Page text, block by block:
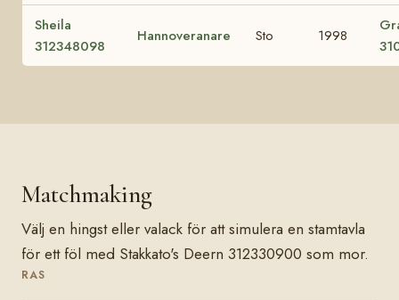
Sheila
312348098
Hannoveranare Sto 1998
Matchmaking
Välj en hingst eller valack för att simulera en stamtavla
för ett föl med Stakkato's Deern 312330900 som mor.
RAS